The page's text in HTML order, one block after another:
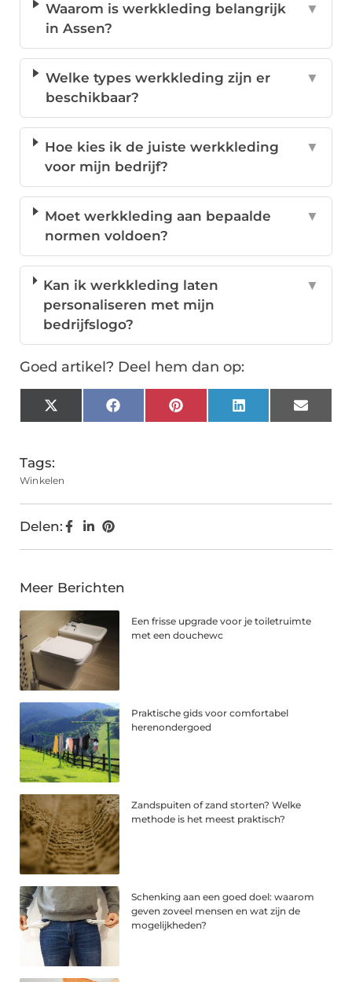
Waarom is werkkleding belangrijk
in Assen?
▼
Welke types werkkleding zijn er
beschikbaar?
▼
Hoe kies ik de juiste werkkleding
voor mijn bedrijf?
▼
Moet werkkleding aan bepaalde
normen voldoen?
▼
Kan ik werkkleding laten
personaliseren met mijn
bedrijfslogo?
▼
Goed artikel? Deel hem dan op:
X
(Twitter)
FacebookPinterestLinkedInEmail
Tags:
Winkelen
Delen:
Meer Berichten
Een frisse upgrade voor je toiletruimte
met een douchewc
Praktische gids voor comfortabel
herenondergoed
Zandspuiten of zand storten? Welke
methode is het meest praktisch?
Schenking aan een goed doel: waarom
geven zoveel mensen en wat zijn de
mogelijkheden?